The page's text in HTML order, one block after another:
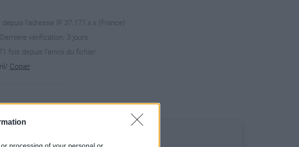
processing of your personal or
l'adresse IP 37.171.x.x (France)
vérification: 3 jours
fois depuis l'envoi du fichier
Copier